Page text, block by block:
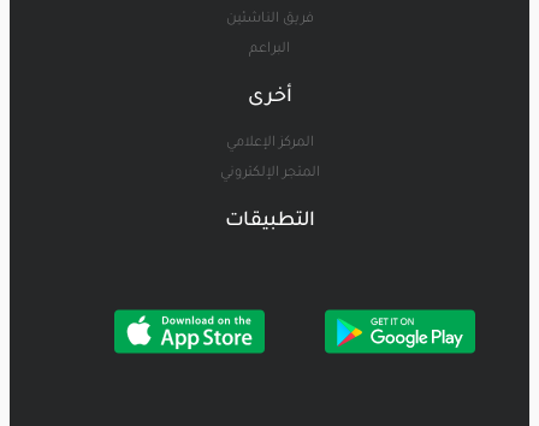
فريق الناشئين
البراعم
أخرى
المركز الإعلامي
المتجر الإلكتروني
التطبيقات